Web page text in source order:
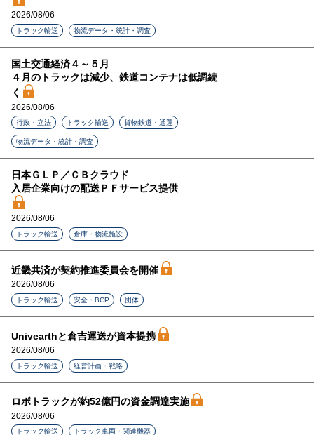
2026/08/06
トラック輸送 物流データ・統計・調査
国土交通経済４～５月
４月のトラックは減少、鉄道コンテナは低調続
く
2026/08/06
行政・立法 トラック輸送 貨物鉄道・通運
物流データ・統計・調査
日本ＧＬＰ／ＣＢクラウド
入居企業向けの配送ＰＦサービス提供
2026/08/06
トラック輸送 倉庫・物流施設
近畿共済が契約推進委員会を開催
2026/08/06
トラック輸送 安全・BCP 団体
Univearthと倉吉運送が資本提携
2026/08/06
トラック輸送 経営計画・戦略
ロボトラックが約52億円の資金調達実施
2026/08/06
トラック輸送 トラック車両・関連機器